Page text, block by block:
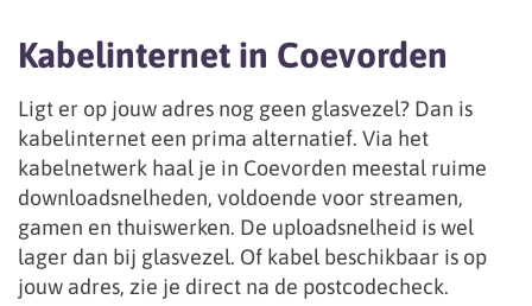
Kabelinternet in Coevorden
Ligt er op jouw adres nog geen glasvezel? Dan is
kabelinternet een prima alternatief. Via het
kabelnetwerk haal je in Coevorden meestal ruime
downloadsnelheden, voldoende voor streamen,
gamen en thuiswerken. De uploadsnelheid is wel
lager dan bij glasvezel. Of kabel beschikbaar is op
jouw adres, zie je direct na de postcodecheck.